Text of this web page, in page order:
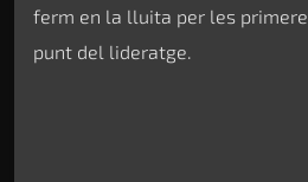
ferm en la lluita per les
punt del lideratge.